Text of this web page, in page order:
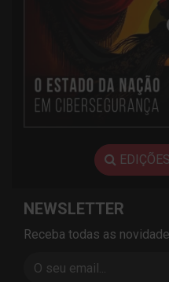
NEWSLETTER
Receba todas as